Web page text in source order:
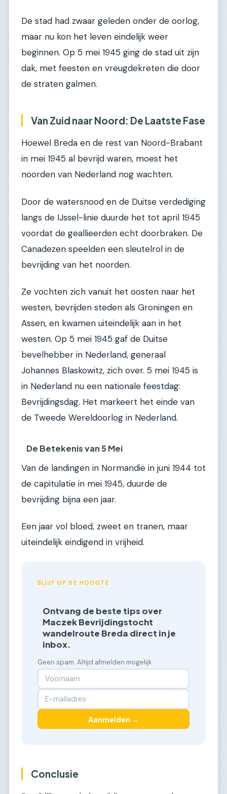
De stad had zwaar geleden onder de oorlog,
maar nu kon het leven eindelijk weer
beginnen. Op 5 mei 1945 ging de stad uit zijn
dak, met feesten en vreugdekreten die door
de straten galmen.
Van Zuid naar Noord: De Laatste Fase
Hoewel Breda en de rest van Noord-Brabant
in mei 1945 al bevrijd waren, moest het
noorden van Nederland nog wachten.
Door de watersnood en de Duitse verdediging
langs de IJssel-linie duurde het tot april 1945
voordat de geallieerden echt doorbraken. De
Canadezen speelden een sleutelrol in de
bevrijding van het noorden.
Ze vochten zich vanuit het oosten naar het
westen, bevrijden steden als Groningen en
Assen, en kwamen uiteindelijk aan in het
westen. Op 5 mei 1945 gaf de Duitse
bevelhebber in Nederland, generaal
Johannes Blaskowitz, zich over. 5 mei 1945 is
in Nederland nu een nationale feestdag:
Bevrijdingsdag. Het markeert het einde van
de Tweede Wereldoorlog in Nederland.
De Betekenis van 5 Mei
Van de landingen in Normandië in juni 1944 tot
de capitulatie in mei 1945, duurde de
bevrijding bijna een jaar.
Een jaar vol bloed, zweet en tranen, maar
uiteindelijk eindigend in vrijheid.
BLIJF OP DE HOOGTE
Ontvang de beste tips over
Maczek Bevrijdingstocht
wandelroute Breda direct in je
inbox.
Geen spam. Altijd afmelden mogelijk.
Aanmelden →
Conclusie